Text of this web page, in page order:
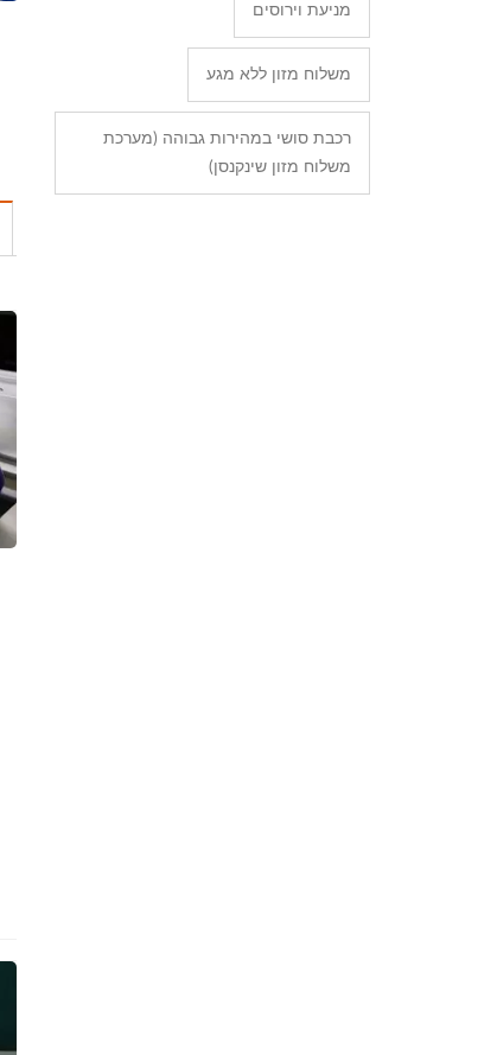
מניעת וירוסים
משלוח מזון ללא מגע
רכבת סושי במהירות גבוהה (מערכת
משלוח מזון שינקנסן)